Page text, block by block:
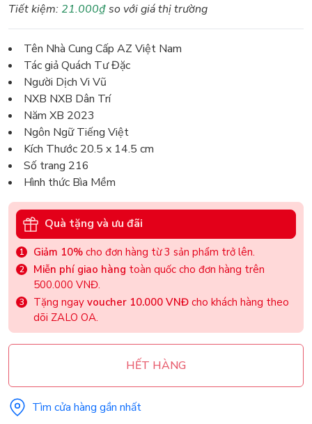
Tiết kiệm: 21.000₫so với giá thị trường
Tên Nhà Cung Cấp AZ Việt Nam
Tác giả Quách Tư Đặc
Người Dịch Vi Vũ
NXB NXB Dân Trí
Năm XB 2023
Ngôn Ngữ Tiếng Việt
Kích Thước 20.5 x 14.5 cm
Số trang 216
Hình thức Bìa Mềm
Quà tặng và ưu đãi
Giảm 10% cho đơn hàng từ 3 sản phẩm trở lên.
Miễn phí giao hàng toàn quốc cho đơn hàng trên
500.000 VNĐ.
Tặng ngay voucher 10.000 VNĐ cho khách hàng theo
dõi ZALO OA.
HẾT HÀNG
Tìm cửa hàng gần nhất